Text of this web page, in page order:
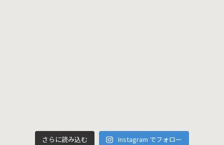
さらに読み込む Instagram でフォロー